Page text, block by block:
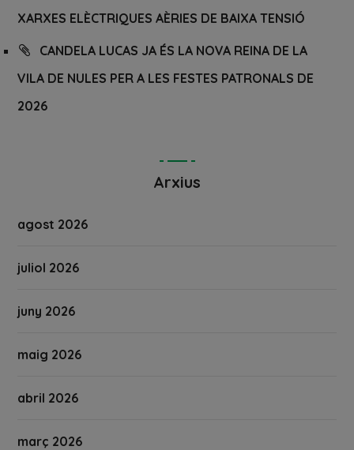
XARXES ELÈCTRIQUES AÈRIES DE BAIXA TENSIÓ
CANDELA LUCAS JA ÉS LA NOVA REINA DE LA
VILA DE NULES PER A LES FESTES PATRONALS DE
2026
Arxius
agost 2026
juliol 2026
juny 2026
maig 2026
abril 2026
març 2026